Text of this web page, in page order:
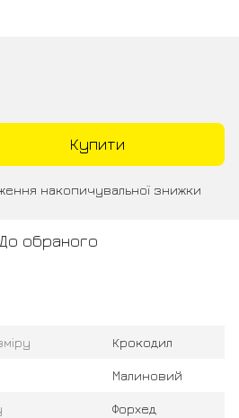
Купити
накопичувальної знижки
До обраного
Крокодил
Малиновий
Форхед